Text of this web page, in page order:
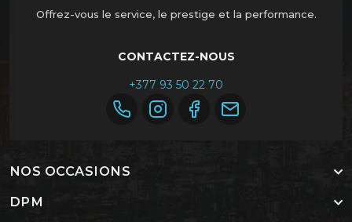
Offrez-vous le service, le prestige et la performance.
CONTACTEZ-NOUS
+377 93 50 22 70
NOS OCCASIONS
DPM